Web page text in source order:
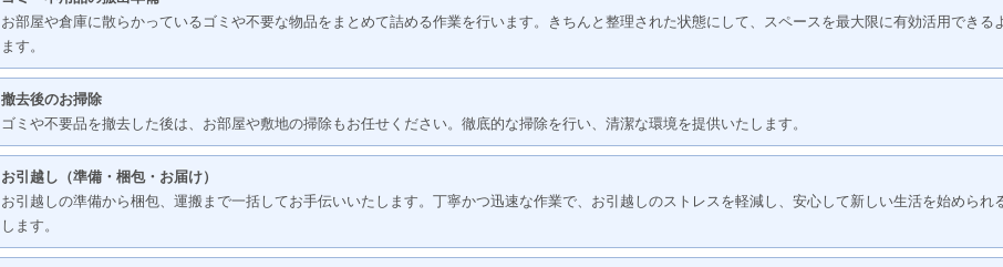
お部屋や倉庫に散らかっているゴミや不要な物品をまとめて詰める作業を行います。きちんと整理された状態にして、スペースを最大限に有効活用できる
ます。
撤去後のお掃除
ゴミや不要品を撤去した後は、お部屋や敷地の掃除もお任せください。徹底的な掃除を行い、清潔な環境を提供いたします。
お引越し（準備・梱包・お届け）
お引越しの準備から梱包、運搬まで一括してお手伝いいたします。丁寧かつ迅速な作業で、お引越しのストレスを軽減し、安心して新しい生活を始められ
します。